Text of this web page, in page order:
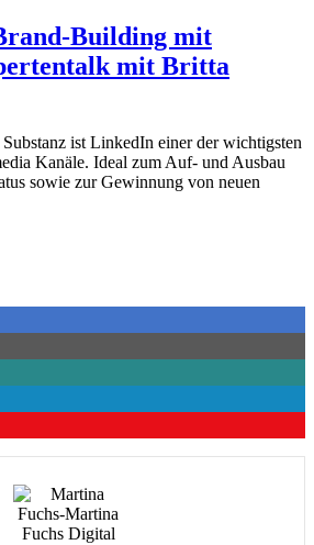
Building mit
mit Britta
ist LinkedIn einer der wichtigsten
Kanäle. Ideal zum Auf- und Ausbau
sowie zur Gewinnung von neuen